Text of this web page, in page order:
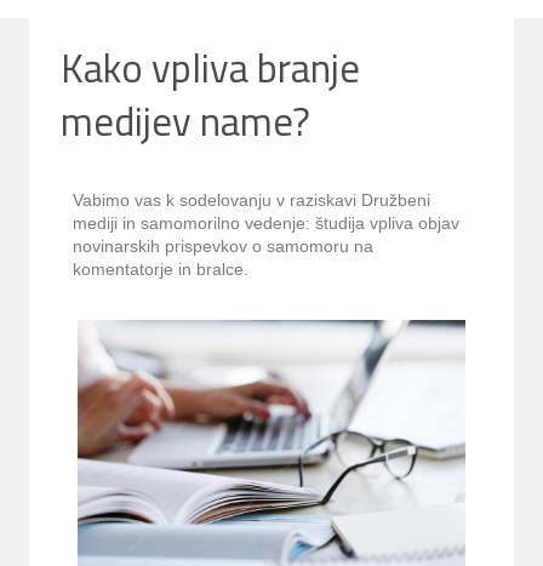
Kako vpliva branje
medijev name?
Vabimo vas k sodelovanju v raziskavi Družbeni
mediji in samomorilno vedenje: študija vpliva objav
novinarskih prispevkov o samomoru na
komentatorje in bralce.